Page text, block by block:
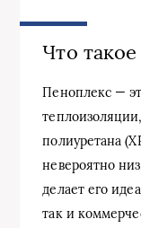
Что
Пеноплекс —
полиуретана
невероятно
делает его
так и